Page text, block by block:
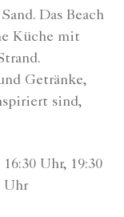
Das Beach
Küche mit
Getränke,
sind,
Uhr, 19:30
Uhr